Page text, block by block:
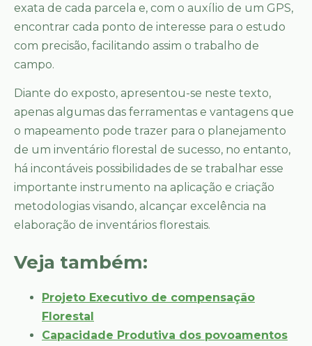
exata de cada parcela e, com o auxílio de um GPS,
encontrar cada ponto de interesse para o estudo
com precisão, facilitando assim o trabalho de
campo.
Diante do exposto, apresentou-se neste texto,
apenas algumas das ferramentas e vantagens que
o mapeamento pode trazer para o planejamento
de um inventário florestal de sucesso, no entanto,
há incontáveis possibilidades de se trabalhar esse
importante instrumento na aplicação e criação
metodologias visando, alcançar excelência na
elaboração de inventários florestais.
Veja também:
Projeto Executivo de compensação
Florestal
Capacidade Produtiva dos povoamentos